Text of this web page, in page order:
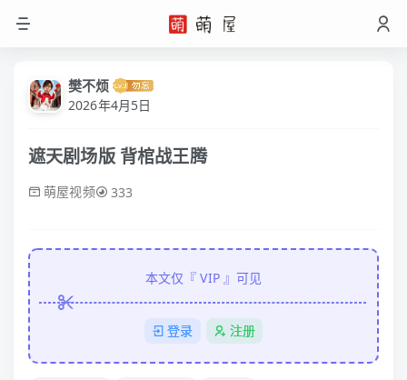
樊不烦
2026年4月5日
遮天剧场版 背棺战王腾
萌屋视频 333
本文仅『VIP』可见
登录 注册